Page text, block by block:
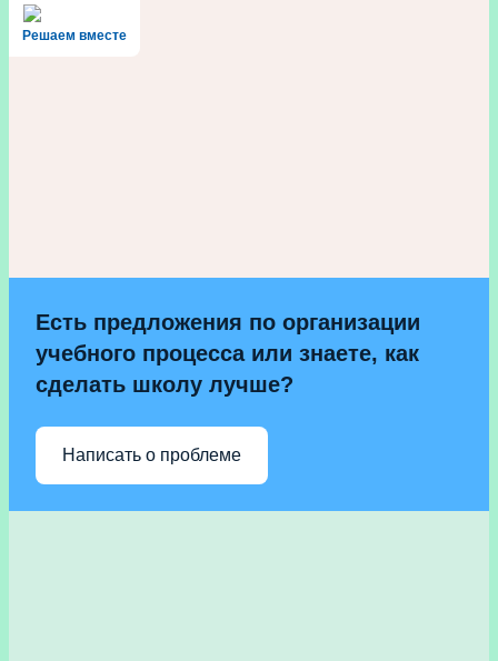
Решаем вместе
Есть предложения по организации
учебного процесса или знаете, как
сделать школу лучше?
Написать о проблеме